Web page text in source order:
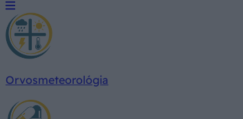
Orvosmeteorológia